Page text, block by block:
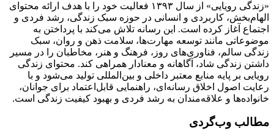
«زندگی رویایی» از سال ۱۳۹۳ فعالیت خود را با هدف ارائه محتوای
الهام‌بخش، کاربردی و انسانی در حوزه سبک زندگی، رشد فردی و
اجتماع آغاز کرده است. این رسانه تلاش می‌کند با پرداختن به
موضوعاتی مانند توسعه مهارت‌ها، سلامت ذهن و روان، سبک
زندگی سالم، فناوری‌های روز، فرهنگ و هنر، مخاطبان را در مسیر
داشتن زندگی شاد، آگاهانه و معنادار همراهی کند. محتوای زندگی
رویایی بر پایه منابع معتبر داخلی و بین‌المللی تولید می‌شود و با
رعایت اصول اخلاق رسانه‌ای، راهنمایی قابل‌اعتماد برای جوانان،
خانواده‌ها و علاقه‌مندان به رشد فردی و بهبود کیفیت زندگی است.
مطالب وب‌گردی